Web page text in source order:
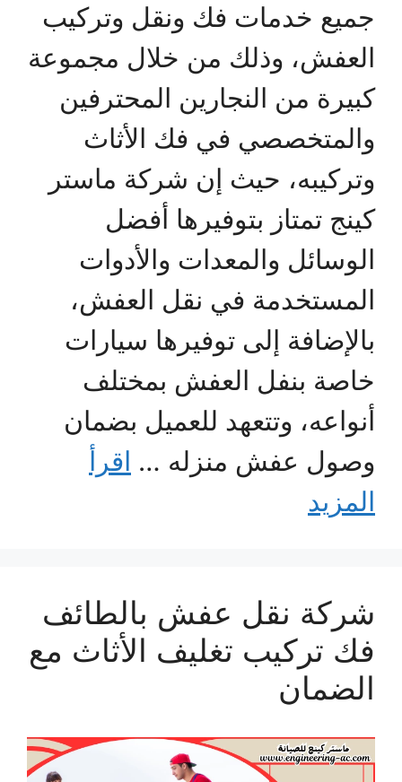
جميع خدمات فك ونقل وتركيب
العفش، وذلك من خلال مجموعة
كبيرة من النجارين المحترفين
والمتخصصي في فك الأثاث
وتركيبه، حيث إن شركة ماستر
كينج تمتاز بتوفيرها أفضل
الوسائل والمعدات والأدوات
المستخدمة في نقل العفش،
بالإضافة إلى توفيرها سيارات
خاصة بنفل العفش بمختلف
أنواعه، وتتعهد للعميل بضمان
وصول عفش منزله … اقرأ
المزيد
شركة نقل عفش بالطائف
فك تركيب تغليف الأثاث مع
الضمان